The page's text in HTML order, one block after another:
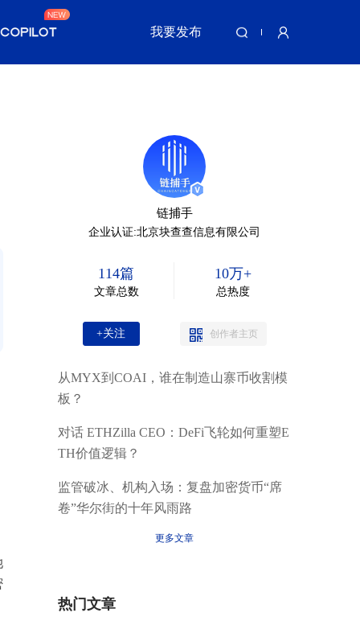
我要发布
链捕手
企业认证:北京块查查信息有限公司
114篇
文章总数
10万+
总热度
+关注 创作者主页
从MYX到COAI，谁在制造山寨币收割模
板？
对话 ETHZilla CEO：DeFi飞轮如何重塑E
TH价值逻辑？
监管破冰、机构入场：复盘加密货币“席
卷”华尔街的十年风雨路
更多文章
热门文章